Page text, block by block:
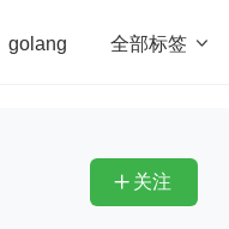
golang 全部标签 
redis
 关注